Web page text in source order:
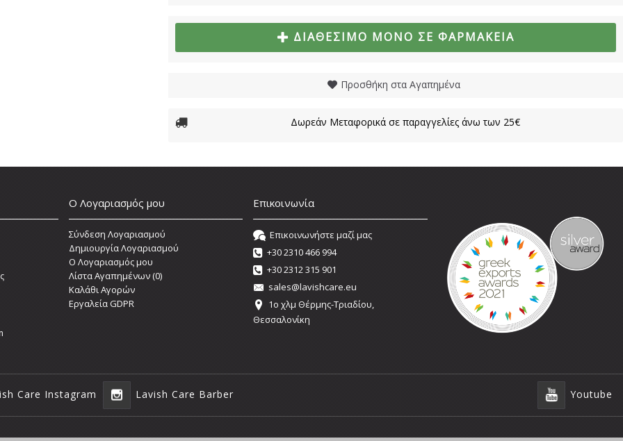
ΔΙΑΘΈΣΙΜΟ ΜΌΝΟ ΣΕ ΦΑΡΜΑΚΕΊΑ
Προσθήκη στα Αγαπημένα
Δωρεάν Μεταφορικά σε παραγγελίες άνω των 25€
Ο Λογαριασμός μου
Σύνδεση Λογαριασμού
Δημιουργία Λογαριασμού
O Λογαριασμός μου
Λίστα Αγαπημένων (0)
Καλάθι Αγορών
Εργαλεία GDPR
Επικοινωνία
Επικοινωνήστε μαζί μας
+30 2310 466 994
+30 2312 315 901
sales@lavishcare.eu
1o χλμ Θέρμης-Τριαδίου,
Θεσσαλονίκη
Care Instagram Lavish Care Barber Youtube